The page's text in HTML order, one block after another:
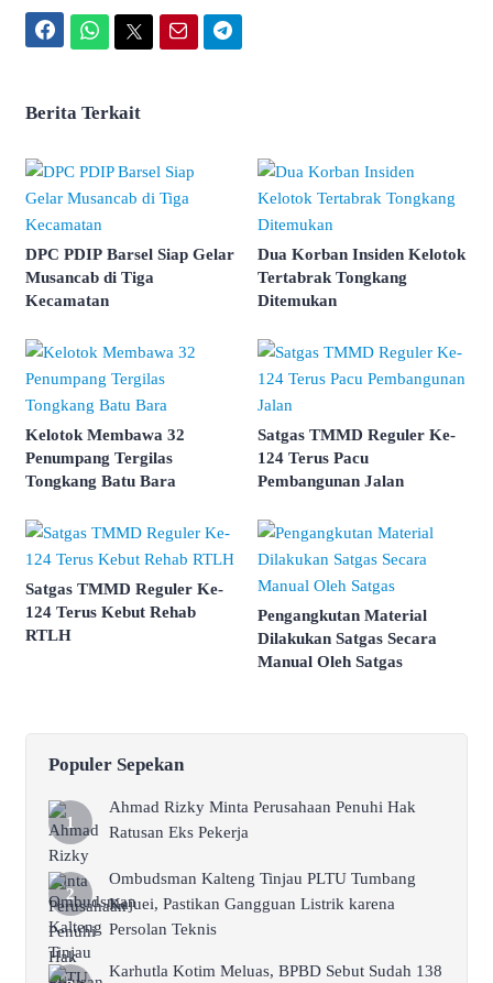
Berita Terkait
DPC PDIP Barsel Siap Gelar
Musancab di Tiga
Kecamatan
Dua Korban Insiden Kelotok
Tertabrak Tongkang
Ditemukan
Kelotok Membawa 32
Penumpang Tergilas
Tongkang Batu Bara
Satgas TMMD Reguler Ke-
124 Terus Pacu
Pembangunan Jalan
Satgas TMMD Reguler Ke-
124 Terus Kebut Rehab
RTLH
Pengangkutan Material
Dilakukan Satgas Secara
Manual Oleh Satgas
Populer Sepekan
Ahmad Rizky Minta Perusahaan Penuhi Hak
Ratusan Eks Pekerja
Ombudsman Kalteng Tinjau PLTU Tumbang
Kajuei, Pastikan Gangguan Listrik karena
Persolan Teknis
Karhutla Kotim Meluas, BPBD Sebut Sudah 138